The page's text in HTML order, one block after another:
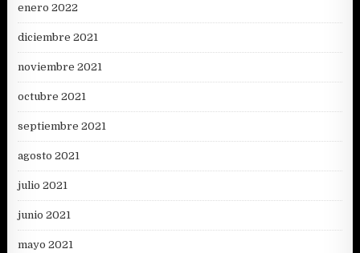
enero 2022
diciembre 2021
noviembre 2021
octubre 2021
septiembre 2021
agosto 2021
julio 2021
junio 2021
mayo 2021